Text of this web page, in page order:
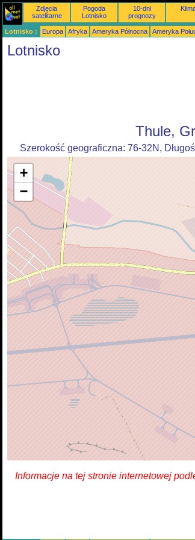
Zdjęcia
satelitarne
Pogoda
Lotnisko
10-dni
prognozy
Lotnisko : Europa Afryka Ameryka Północna Ameryka
Lotnisko
Thule,
Szerokość geograficzna: 76-32N,
+
−
Informacje na tej stronie internetowej